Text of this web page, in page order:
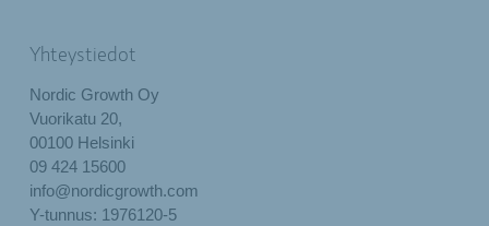
Yhteystiedot
Nordic Growth Oy
Vuorikatu 20,
00100 Helsinki
09 424 15600
info@nordicgrowth.com
Y-tunnus: 1976120-5